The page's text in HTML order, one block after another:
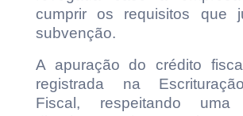
cumprir os requisitos que
subvenção.
A apuração do crédito
registrada na
Fiscal, respeitando